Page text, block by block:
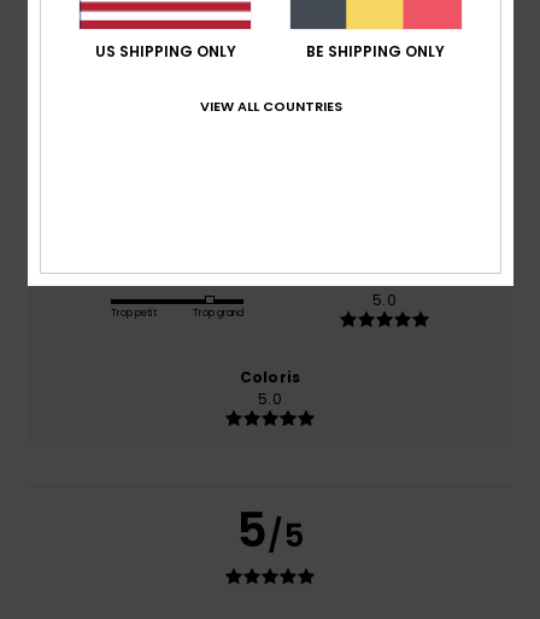
100% de nos clients recommandent ce produit
Taille
Trop petit Trop grand
Matière
5.0
Coloris
5.0
5/5
US SHIPPING ONLY BE SHIPPING ONLY
VIEW ALL COUNTRIES